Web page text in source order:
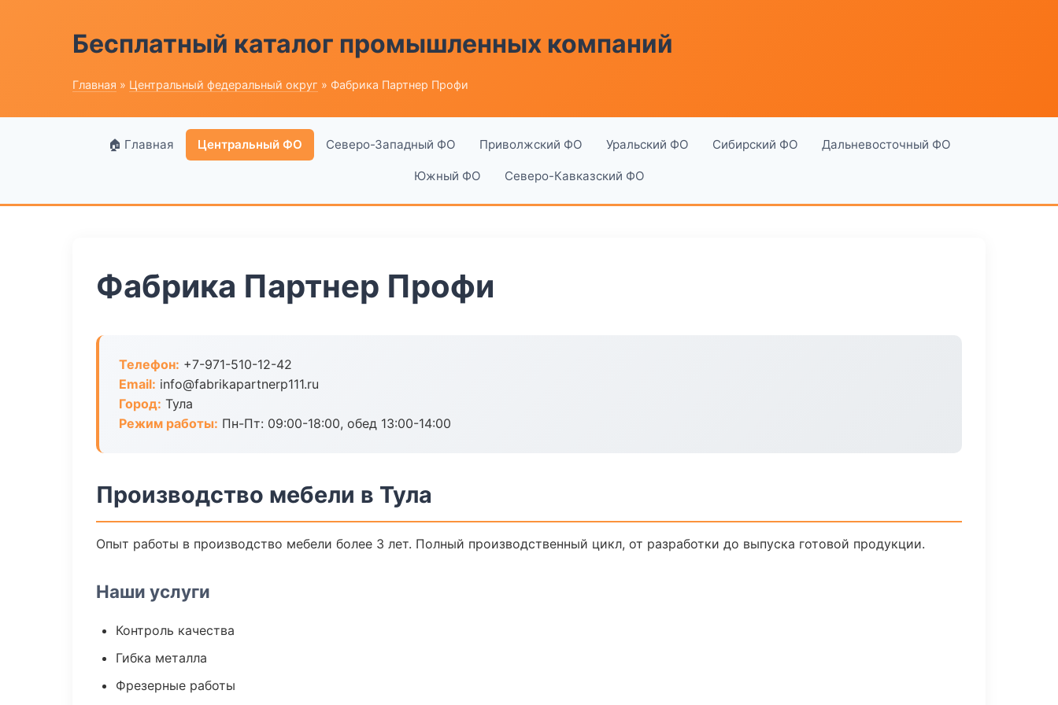
Бесплатный каталог промышленных компаний
Главная » Центральный федеральный округ » Фабрика Партнер Профи
🏠 Главная Центральный ФО Северо-Западный ФО Приволжский ФО Уральский ФО Сибирский ФО Дальневосточный ФО
Южный ФО Северо-Кавказский ФО
Фабрика Партнер Профи
Телефон: +7-971-510-12-42
Email: info@fabrikapartnerp111.ru
Город: Тула
Режим работы: Пн-Пт: 09:00-18:00, обед 13:00-14:00
Производство мебели в Тула
Опыт работы в производство мебели более 3 лет. Полный производственный цикл, от разработки до выпуска готовой продукции.
Наши услуги
Контроль качества
Гибка металла
Фрезерные работы